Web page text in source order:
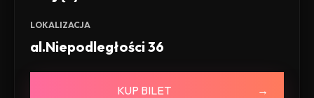
LOKALIZACJA
al.Niepodległości 36
KUP BILET